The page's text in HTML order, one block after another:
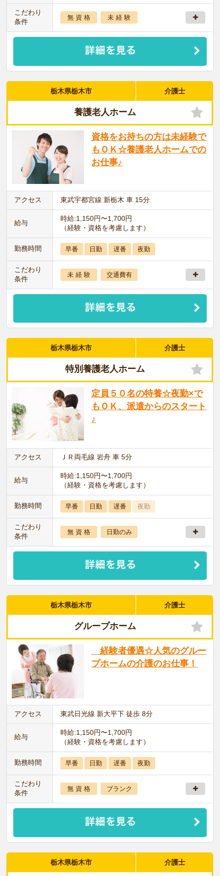
こだわり
条件
無 資 格 未 経 験
栃木県栃木市 介護士
養護老人ホーム
資格をお持ちの方は未経験で
もＯＫ☆養護老人ホームでの
お仕事♪
アクセス 東武宇都宮線 新栃木 車 15分
給与
時給:1,150円〜1,700円
（経験・資格を考慮します）
勤務時間 早番 日勤 遅番 夜勤
こだわり
条件
未 経 験 交通費有
栃木県栃木市 介護士
特別養護老人ホーム
定員５０名の特養☆夜勤×で
もＯＫ、派遣からのスタート
♪
アクセス ＪＲ両毛線 岩舟 車 5分
給与
時給:1,150円〜1,700円
（経験・資格を考慮します）
勤務時間 早番 日勤 遅番 夜勤
こだわり
条件
無 資 格 日勤のみ
栃木県栃木市 介護士
グループホーム
経験者優遇☆人気のグルー
プホームの介護のお仕事！
アクセス 東武日光線 新大平下 徒歩 8分
給与
時給:1,150円〜1,700円
（経験・資格を考慮します）
勤務時間 早番 日勤 遅番 夜勤
こだわり
条件
無 資 格 ブランク
栃木県栃木市 介護士